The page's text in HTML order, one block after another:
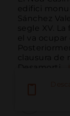
edifici
Sánchez
segle XV.
el va
clausura de
Desamorti...